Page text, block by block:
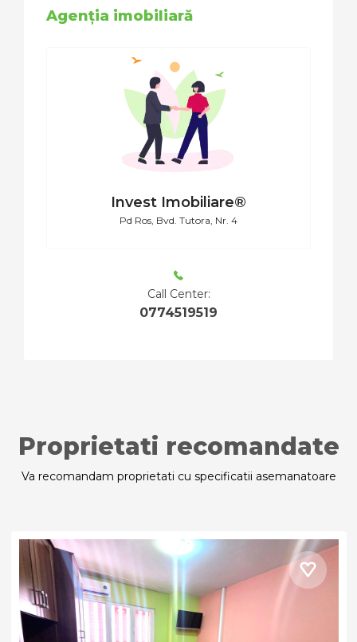
Agenția imobiliară
Invest Imobiliare®
Pd Ros, Bvd. Tutora, Nr. 4
Call Center:
0774519519
Proprietati recomandate
Va recomandam proprietati cu specificatii asemanatoare